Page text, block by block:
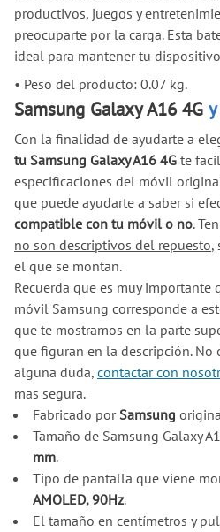
productivos, juegos y
preocuparte por la carga. Esta
ideal para mantener tu
• Peso del producto: 0.07 kg.
Samsung Galaxy A16 4G
Con la finalidad de ayudarte a
tu Samsung Galaxy A16 4G te
especificaciones del móvil
que puede ayudarte a saber si
compatible con tu móvil o no.
no son descriptivos del repuesto,
el que se montan.
Recuerda que es muy importante
móvil Samsung corresponde a
que te mostramos en la parte
que figuran en la descripción. No
alguna duda, contactar con
mas segura.
Fabricado porSamsung
Tamaño de Samsung Galaxy
mm.
Tipo de pantalla que viene
AMOLED, 90Hz.
El tamaño en centímetros y